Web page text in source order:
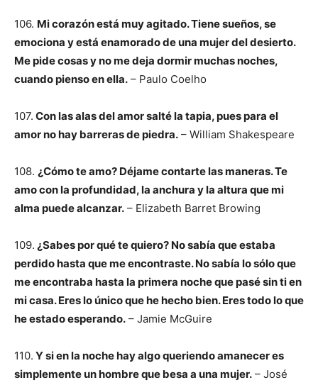
106. Mi corazón está muy agitado. Tiene sueños, se
emociona y está enamorado de una mujer del desierto.
Me pide cosas y no me deja dormir muchas noches,
cuando pienso en ella. – Paulo Coelho
107. Con las alas del amor salté la tapia, pues para el
amor no hay barreras de piedra. – William Shakespeare
108. ¿Cómo te amo? Déjame contarte las maneras. Te
amo con la profundidad, la anchura y la altura que mi
alma puede alcanzar. – Elizabeth Barret Browing
109. ¿Sabes por qué te quiero? No sabía que estaba
perdido hasta que me encontraste. No sabía lo sólo que
me encontraba hasta la primera noche que pasé sin ti en
mi casa. Eres lo único que he hecho bien. Eres todo lo que
he estado esperando. – Jamie McGuire
110. Y si en la noche hay algo queriendo amanecer es
simplemente un hombre que besa a una mujer. – José